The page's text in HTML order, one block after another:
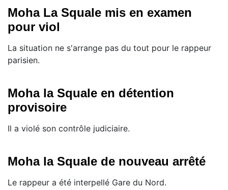
Moha La Squale mis en examen
pour viol
La situation ne s'arrange pas du tout pour le rappeur
parisien.
Moha la Squale en détention
provisoire
Il a violé son contrôle judiciaire.
Moha la Squale de nouveau arrêté
Le rappeur a été interpellé Gare du Nord.